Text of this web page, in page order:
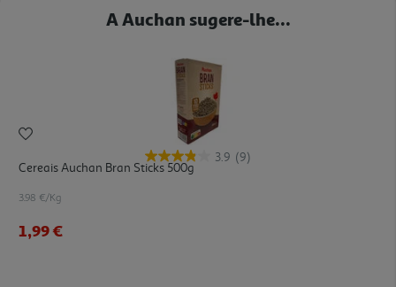
A Auchan sugere-lhe...
3.9 (9)
Cereais Auchan Bran Sticks 500g
3.98 €/Kg
1,99 €